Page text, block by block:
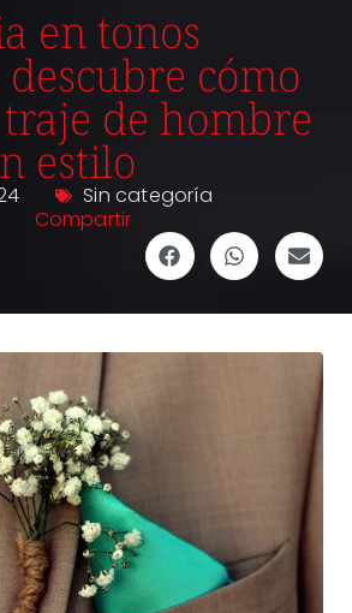
en tonos
cómo
de hombre
estilo
Sin categoría
Compartir